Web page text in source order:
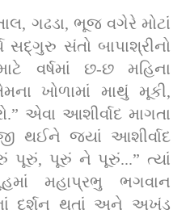
ગઢડા, ભૂજ વગેરે મોટાં
સદ્ગુરુ સંતો બાપાશ્રીનો
વર્ષમાં છ-છ મહિના
ખોળામાં માથું મૂકી,
એવા આશીર્વાદ માગતા
થઈને જ્યાં આશીર્વાદ
પૂરું, પૂરું ને પૂરું...” ત્યાં
મહાપ્રભુ ભગવાન
દર્શન થતાં અને અખંડ